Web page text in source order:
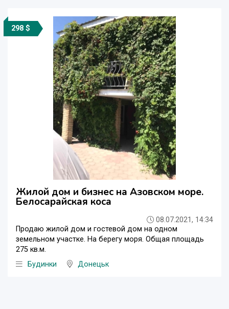
298 $
Жилой дом и бизнес на Азовском море.
Белосарайская коса
08.07.2021, 14:34
Продаю жилой дом и гостевой дом на одном
земельном участке. На берегу моря. Общая площадь
275 кв.м.
Будинки
Донецьк